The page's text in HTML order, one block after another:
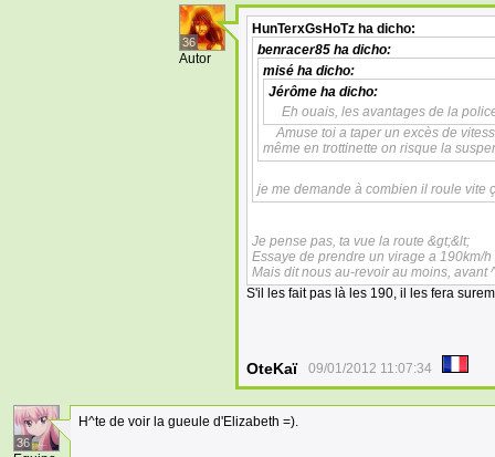
36
Autor
HunTerxGsHoTz ha dicho:
benracer85 ha dicho:
misé ha dicho:
Jérôme ha dicho:
Eh ouais, les avantages de la
Amuse toi a taper un excès de
même en trottinette on risque la
je me demande à combien il roule vite
Je pense pas, ta vue la route &gt;&lt;
Essaye de prendre un virage a 190km/
Mais dit nous au-revoir au moins, avant
S'il les fait pas là les 190, il les fera
OteKaï 09/01/2012 11:07:34
36
H^te de voir la gueule d'Elizabeth =).